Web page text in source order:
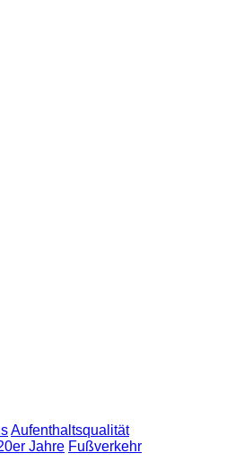
Aufenthaltsqualität
Jahre Fußverkehr